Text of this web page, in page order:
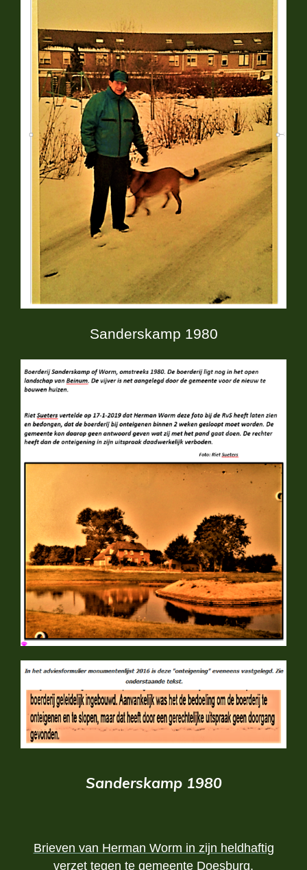
Sanderskamp 1980
Sanderskamp 1980
Brieven van Herman Worm in zijn heldhaftig
verzet tegen te gemeente Doesburg.